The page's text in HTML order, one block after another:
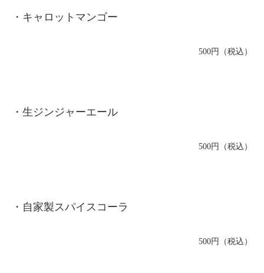
・キャロットマンゴー
500円（税込）
・生ジンジャーエール
500円（税込）
・自家製スパイスコーラ
500円（税込）